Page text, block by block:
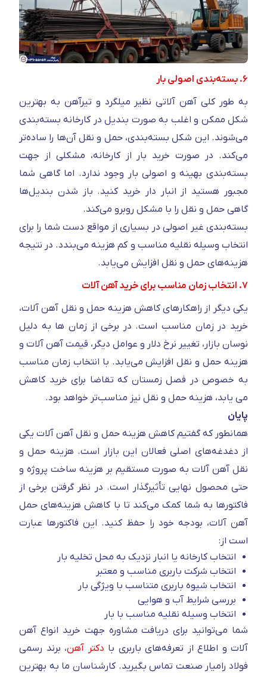
۶. بسته‌بندی اصولی بار
به طور کلی آهن آلاتی نظیر میلگرد و تیرآهن به بهترین
شکل ممکن و اغلب به صورت بندیل در کارخانه بسته‌بندی
می‌شوند. این شکل بسته‌بندی، حمل و نقل آن‌ها را ساده‌تر
می‌کند. در صورت خرید بار از کارخانه، مشکلی از جهت
بسته‌بندی بهینه و اصولی بار وجود ندارد. اما گاهی شما
مجبور هستید از انبار دار خرید کنید. باز شدن بندیل‌ها
گاهی حمل و نقل را با مشکل روبرو می‌کند.
بسته‌بندی غیر اصولی در بسیاری از مواقع دست شما را برای
انتخاب وسیله نقلیه مناسب و کم هزینه می‌بندد. در نتیجه
هزینه‌های حمل و نقل افزایش می‌یابد.
۷. انتخاب زمان مناسب برای خرید آهن آلات
یکی دیگر از راهکارهای کاهش هزینه حمل و نقل آهن آلات،
خرید در زمان مناسب است. در برخی از زمان ها به دلیل
نوسان بازار، تغییر نرخ دلار و عوامل دیگر، قیمت آهن آلات و
هزینه حمل و نقل افزایش می‌یابد. با انتخاب زمان مناسب
به خصوص در فصل زمستان که تقاضا برای خرید کاهش
می یابد، هزینه حمل و نقل نیز مناسب‌تر خواهد بود.
پایان
همانطور که گفتیم کاهش هزینه حمل و نقل آهن آلات یکی
از دغدغه‌های اصلی فعالان این بازار است. هزینه حمل و
نقل آهن آلات به صورت مستقیم بر هزینه ساخت پروژه و
حتی محصول نهایی تأثیر‌گذار است. در نظر گرفتن برخی از
فاکتور‌ها به شما کمک می‌کند تا با کاهش هزینه‌های حمل
آهن آلات، بودجه خود را حفظ کنید. این فاکتور‌ها عبارت
است از:
انتخاب کارخانه یا انبار نزدیک به محل تخلیه بار
انتخاب شرکت باربری مناسب و معتبر
انتخاب شیوه باربری متناسب با ویژگی بار
بررسی شرایط آب و هوایی
انتخاب وسیله نقلیه مناسب با بار
شما می‌توانید برای دریافت مشاوره جهت خرید انواع آهن
آلات و اطلاع از تعرفه‌های باربری با دکتر آهن، برند رسمی
فولاد رامیار صنعت تماس بگیرید. کارشناسان ما به بهترین